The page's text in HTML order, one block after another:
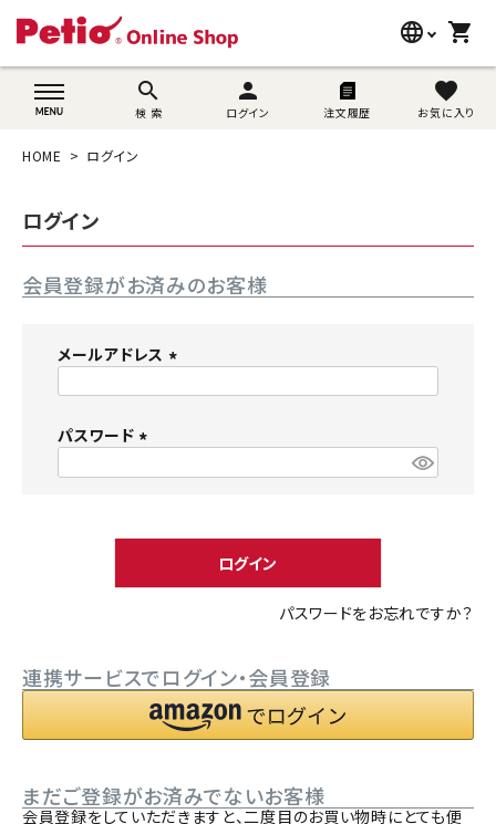
language
wovn-lang-name
shopping_cart
search
検 索
person
ログイン 注文履歴
favorite
お気に入り
search
うさぎ用品
ブランド別に探す
目的別に探す
SNS
ようこそ ゲスト 様
person 新規会員登録
HOME ログイン
ログイン
会員登録がお済みのお客様
メールアドレス
パスワード
)
ログイン
パスワードをお忘れですか？
連携サービスでログイン・会員登録
まだご登録がお済みでないお客様
会員登録をしていただきますと、二度目のお買い物時にとても便